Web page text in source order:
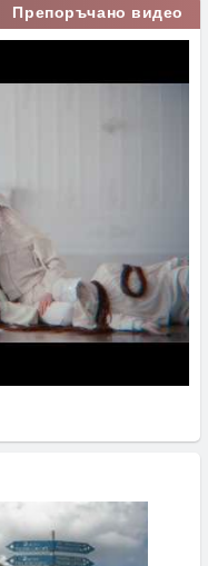
Препоръчано видео